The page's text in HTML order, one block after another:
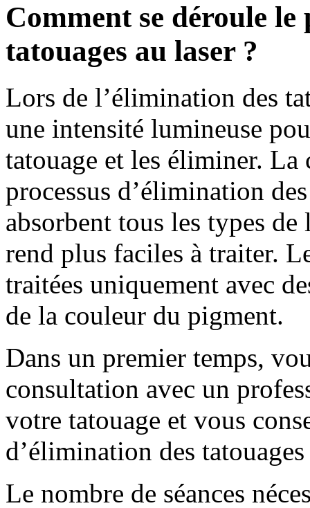
Comment se déroule le
tatouages au laser ?
Lors de l’élimination des
une intensité lumineuse
tatouage et les éliminer.
processus d’élimination
absorbent tous les types
rend plus faciles à traiter.
traitées uniquement avec
de la couleur du pigment.
Dans un premier temps,
consultation avec un
votre tatouage et vous
d’élimination des tatouages
Le nombre de séances